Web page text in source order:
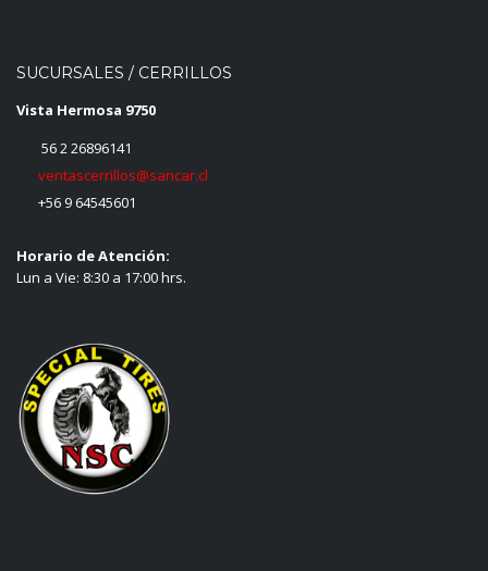
SUCURSALES / CERRILLOS
Vista Hermosa 9750
56 2 26896141
ventascerrillos@sancar.cl
+56 9 64545601
Horario de Atención:
Lun a Vie: 8:30 a 17:00 hrs.